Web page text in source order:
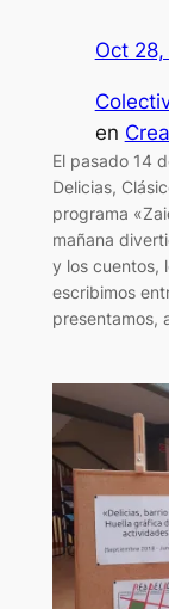
Oct 28,
en
El pasado 14
Delicias,
programa
mañana
y los cuentos,
escribimos
presentamos,